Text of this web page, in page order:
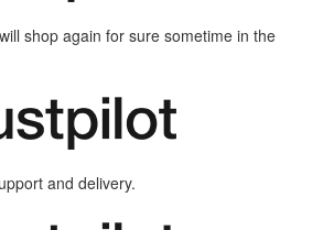
shop again for sure sometime in the
and delivery.